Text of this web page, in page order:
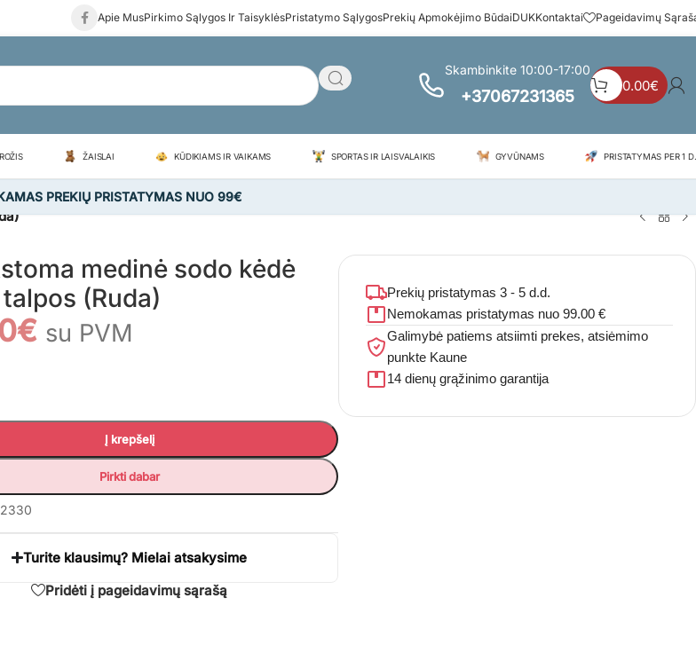
Apie MusPirkimo Sąlygos Ir TaisyklėsPristatymo SąlygosPrekių Apmokėjimo BūdaiDUKKontaktai Pageidavimų
Skambinkite 10:00-17:00
+37067231365
0.00€
ŽAISLAI KŪDIKIAMS IR VAIKAMS SPORTAS IR LAISVALAIKIS GYVŪNAMS PRISTATYMAS PER 1
PREKIŲ PRISTATYMAS NUO 99€
medinė sodo kėdė
(Ruda)
€ su PVM
Į krepšelį
Pirkti dabar
Turite klausimų? Mielai atsakysime
Pridėti į pageidavimų sąrašą
Prekių pristatymas 3 - 5 d.d.
Nemokamas pristatymas nuo 99.00 €
Galimybė patiems atsiimti prekes, atsiėmimo
punkte Kaune
14 dienų grąžinimo garantija